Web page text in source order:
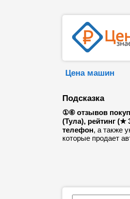
Цена машин
Подсказка
①⑥ отзывов
(Тула), рейтинг (★
телефон, а также
которые продает